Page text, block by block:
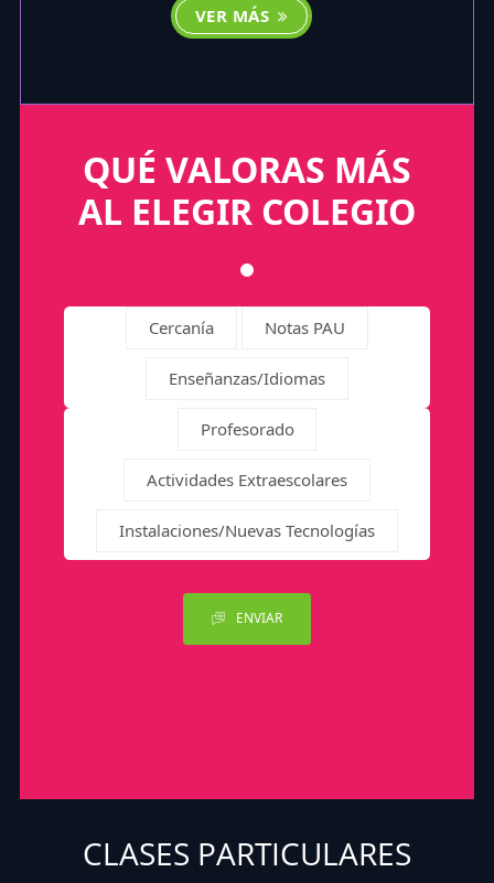
VER MÁS
QUÉ VALORAS MÁS
AL ELEGIR COLEGIO
Cercanía Notas PAU
Enseñanzas/Idiomas
Profesorado
Actividades Extraescolares
Instalaciones/Nuevas Tecnologías
ENVIAR
CLASES PARTICULARES